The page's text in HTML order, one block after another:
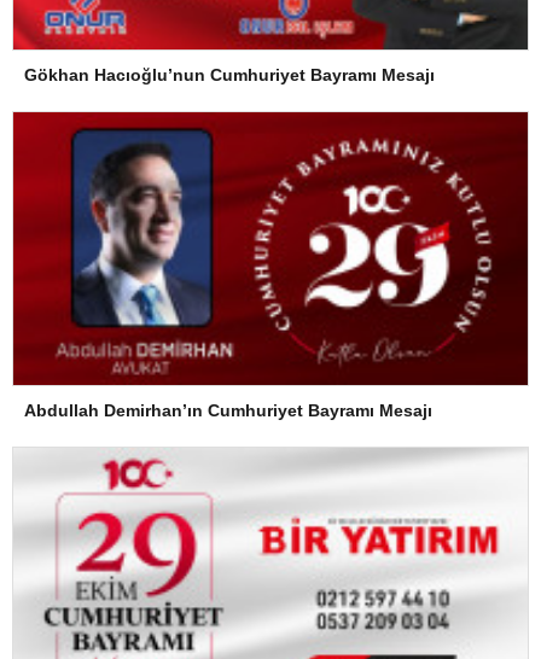
Gökhan Hacıoğlu’nun Cumhuriyet Bayramı Mesajı
Abdullah Demirhan’ın Cumhuriyet Bayramı Mesajı